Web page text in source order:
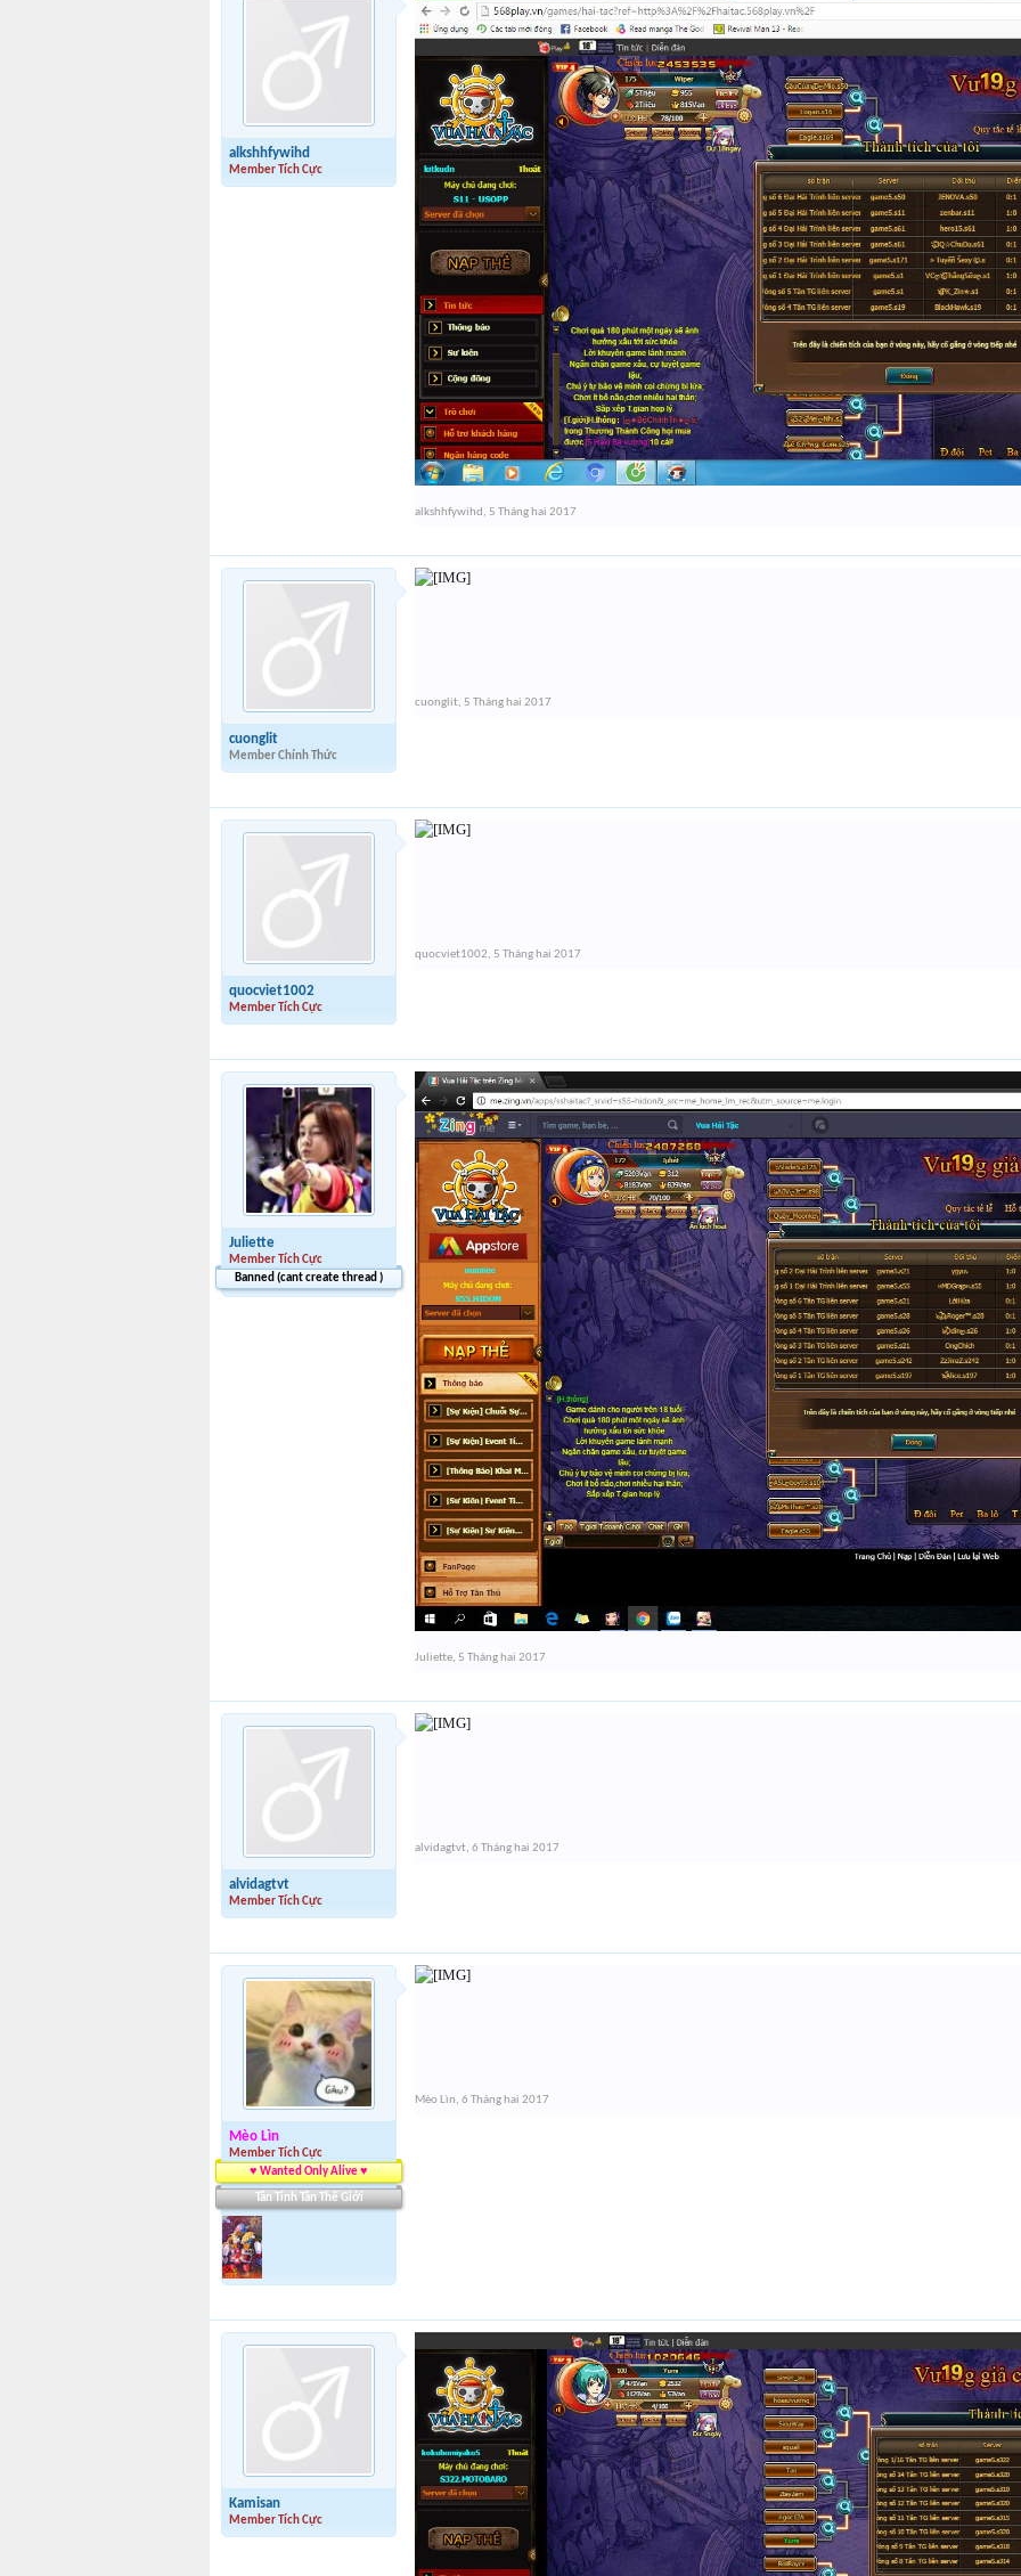
alkshhfywihd
Member Tích Cực
alkshhfywihd , 5 Tháng hai 2017
cuonglit
Member Chính Thức
cuonglit, 5 Tháng hai 2017
quocviet1002
Member Tích Cực
quocviet1002, 5 Tháng hai 2017
Juliette
Member Tích Cực
Banned (cant create thread )
Juliette, 5 Tháng hai 2017
alvidagtvt
Member Tích Cực
alvidagtvt, 6 Tháng hai 2017
Mèo Lìn
Member Tích Cực
♥ Wanted Only Alive ♥
Tân Tinh Tân Thế Giới
Mèo Lìn, 6 Tháng hai 2017
Kamisan
Member Tích Cực